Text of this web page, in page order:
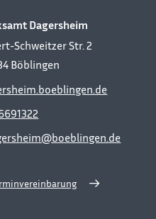
Dagersheim
Schweitzer Str. 2
Böblingen